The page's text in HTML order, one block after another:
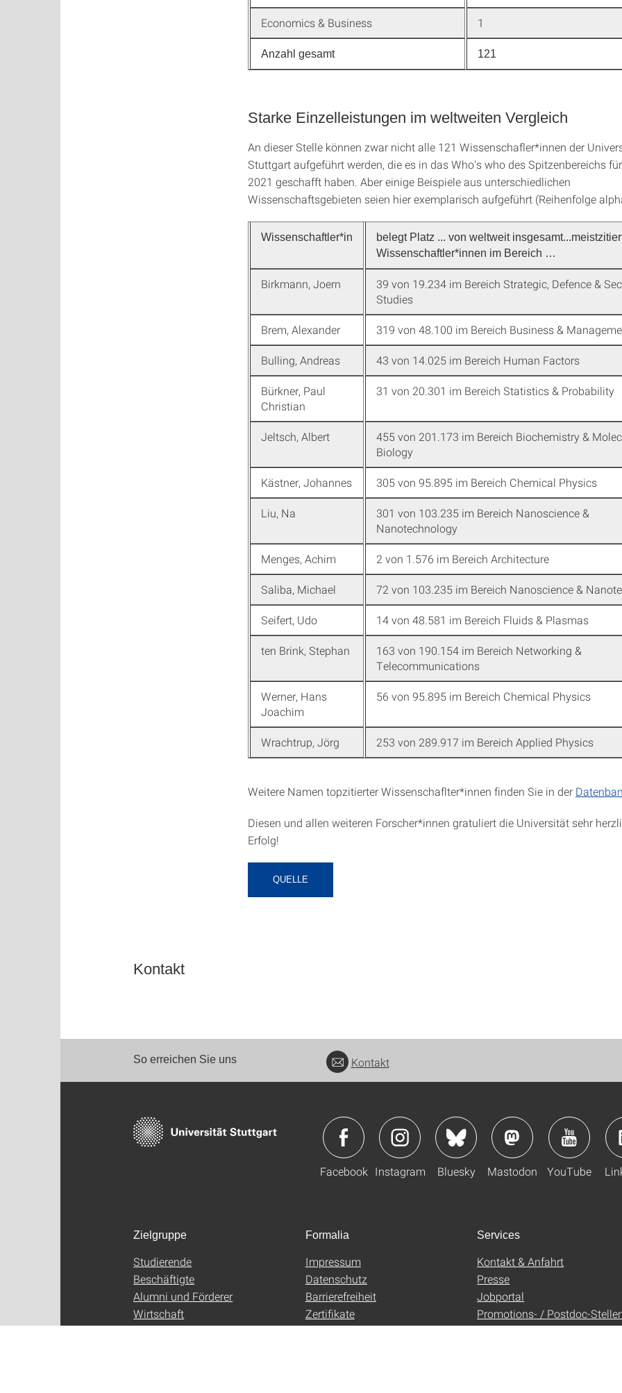
Economics & Business 1
Anzahl gesamt 121
Starke Einzelleistungen im weltweiten Vergleich
An dieser Stelle können zwar nicht alle 121 Wissenschafler*innen der
Stuttgart aufgeführt werden, die es in das Who's who des Spitzenbereichs
2021 geschafft haben. Aber einige Beispiele aus unterschiedlichen
Wissenschaftsgebieten seien hier exemplarisch aufgeführt (Reihenfolge
Wissenschaftler*in
belegt Platz ... von weltweit
Wissenschaftler*innen im Bereich …
Birkmann, Joern
39 von 19.234 im Bereich Strategic, Defence &
Studies
Brem, Alexander 319 von 48.100 im Bereich Business &
Bulling, Andreas 43 von 14.025 im Bereich Human Factors
Bürkner, Paul
Christian
31 von 20.301 im Bereich Statistics & Probability
Jeltsch, Albert
455 von 201.173 im Bereich Biochemistry &
Biology
Kästner, Johannes 305 von 95.895 im Bereich Chemical Physics
Liu, Na
301 von 103.235 im Bereich Nanoscience &
Nanotechnology
Menges, Achim 2 von 1.576 im Bereich Architecture
Saliba, Michael 72 von 103.235 im Bereich Nanoscience &
Seifert, Udo 14 von 48.581 im Bereich Fluids & Plasmas
ten Brink, Stephan
163 von 190.154 im Bereich Networking &
Telecommunications
Werner, Hans
Joachim
56 von 95.895 im Bereich Chemical Physics
Wrachtrup, Jörg 253 von 289.917 im Bereich Applied Physics
Weitere Namen topzitierter Wissenschaflter*innen finden Sie in der
Diesen und allen weiteren Forscher*innen gratuliert die Universität sehr
Erfolg!
QUELLE
Kontakt
So erreichen Sie uns Kontakt
Facebook Instagram Bluesky Mastodon YouTube
Zielgruppe
Studierende
Beschäftigte
Alumni und Förderer
Wirtschaft
Formalia
Impressum
Datenschutz
Barrierefreiheit
Zertifikate
Services
Kontakt & Anfahrt
Presse
Jobportal
Promotions- / Postdoc-